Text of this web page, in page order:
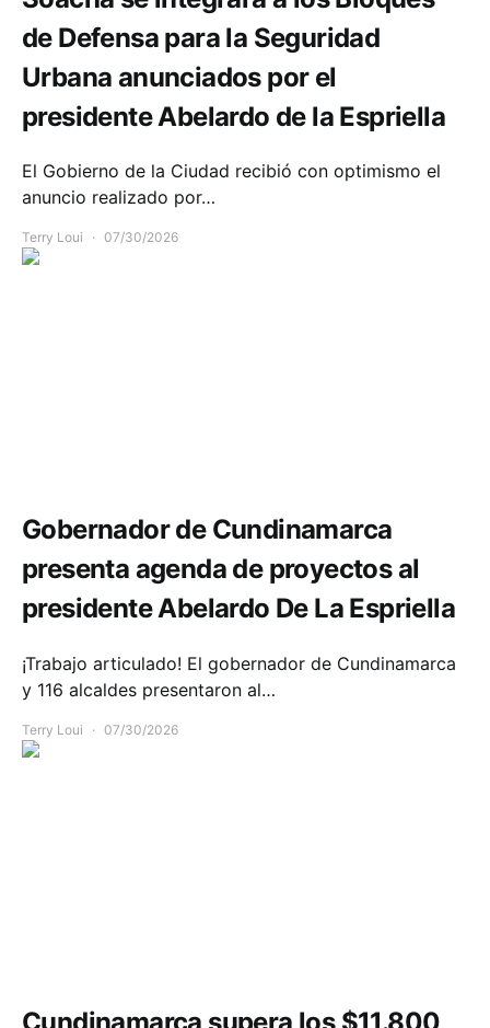
de Defensa para la Seguridad
Urbana anunciados por el
presidente Abelardo de la Espriella
El Gobierno de la Ciudad recibió con optimismo el
anuncio realizado por…
Terry Loui 07/30/2026
Gobernador de Cundinamarca
presenta agenda de proyectos al
presidente Abelardo De La Espriella
¡Trabajo articulado! El gobernador de Cundinamarca
y 116 alcaldes presentaron al…
Terry Loui 07/30/2026